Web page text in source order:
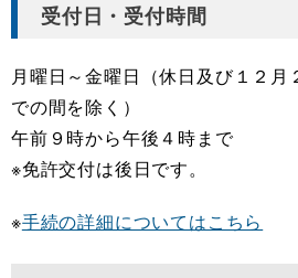
受付日・受付時間
月曜日～金曜日（休日及び１２月
での間を除く）
午前９時から午後４時まで
※免許交付は後日です。
※手続の詳細についてはこちら